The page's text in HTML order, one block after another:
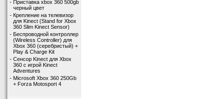
- Приставка xbox 360 500gb
черный цвет
- Крепление на телевизор
для Kinect (Stand for Xbox
360 Slim Kinect Sensor)
- Беспроводной контроллер
(Wireless Controller) для
Xbox 360 (серебристый) +
Play & Charge Kit
- Сенсор Kinect для Xbox
360 с игрой Kinect
Adventures
- Microsoft Xbox 360 250Gb
+ Forza Motosport 4